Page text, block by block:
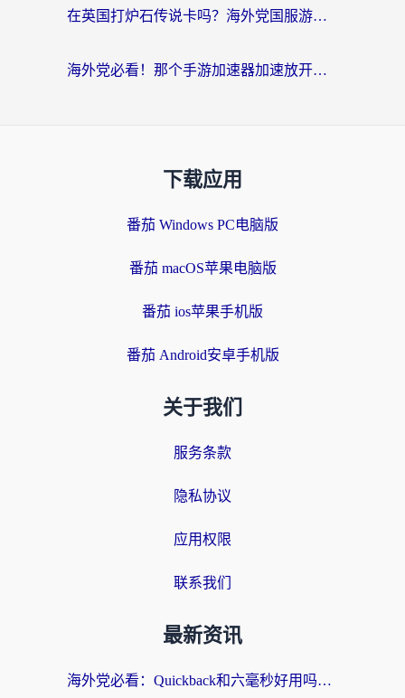
在英国打炉石传说卡吗？海外党国服游戏不卡顿的终极指南
海外党必看！那个手游加速器加速放开那三国3最好？一篇解决国服游戏卡顿难题
下载应用
番茄 Windows PC电脑版
番茄 macOS苹果电脑版
番茄 ios苹果手机版
番茄 Android安卓手机版
关于我们
服务条款
隐私协议
应用权限
联系我们
最新资讯
海外党必看：Quickback和六毫秒好用吗？3步选对回国加速器，无缝刷国内剧玩游戏